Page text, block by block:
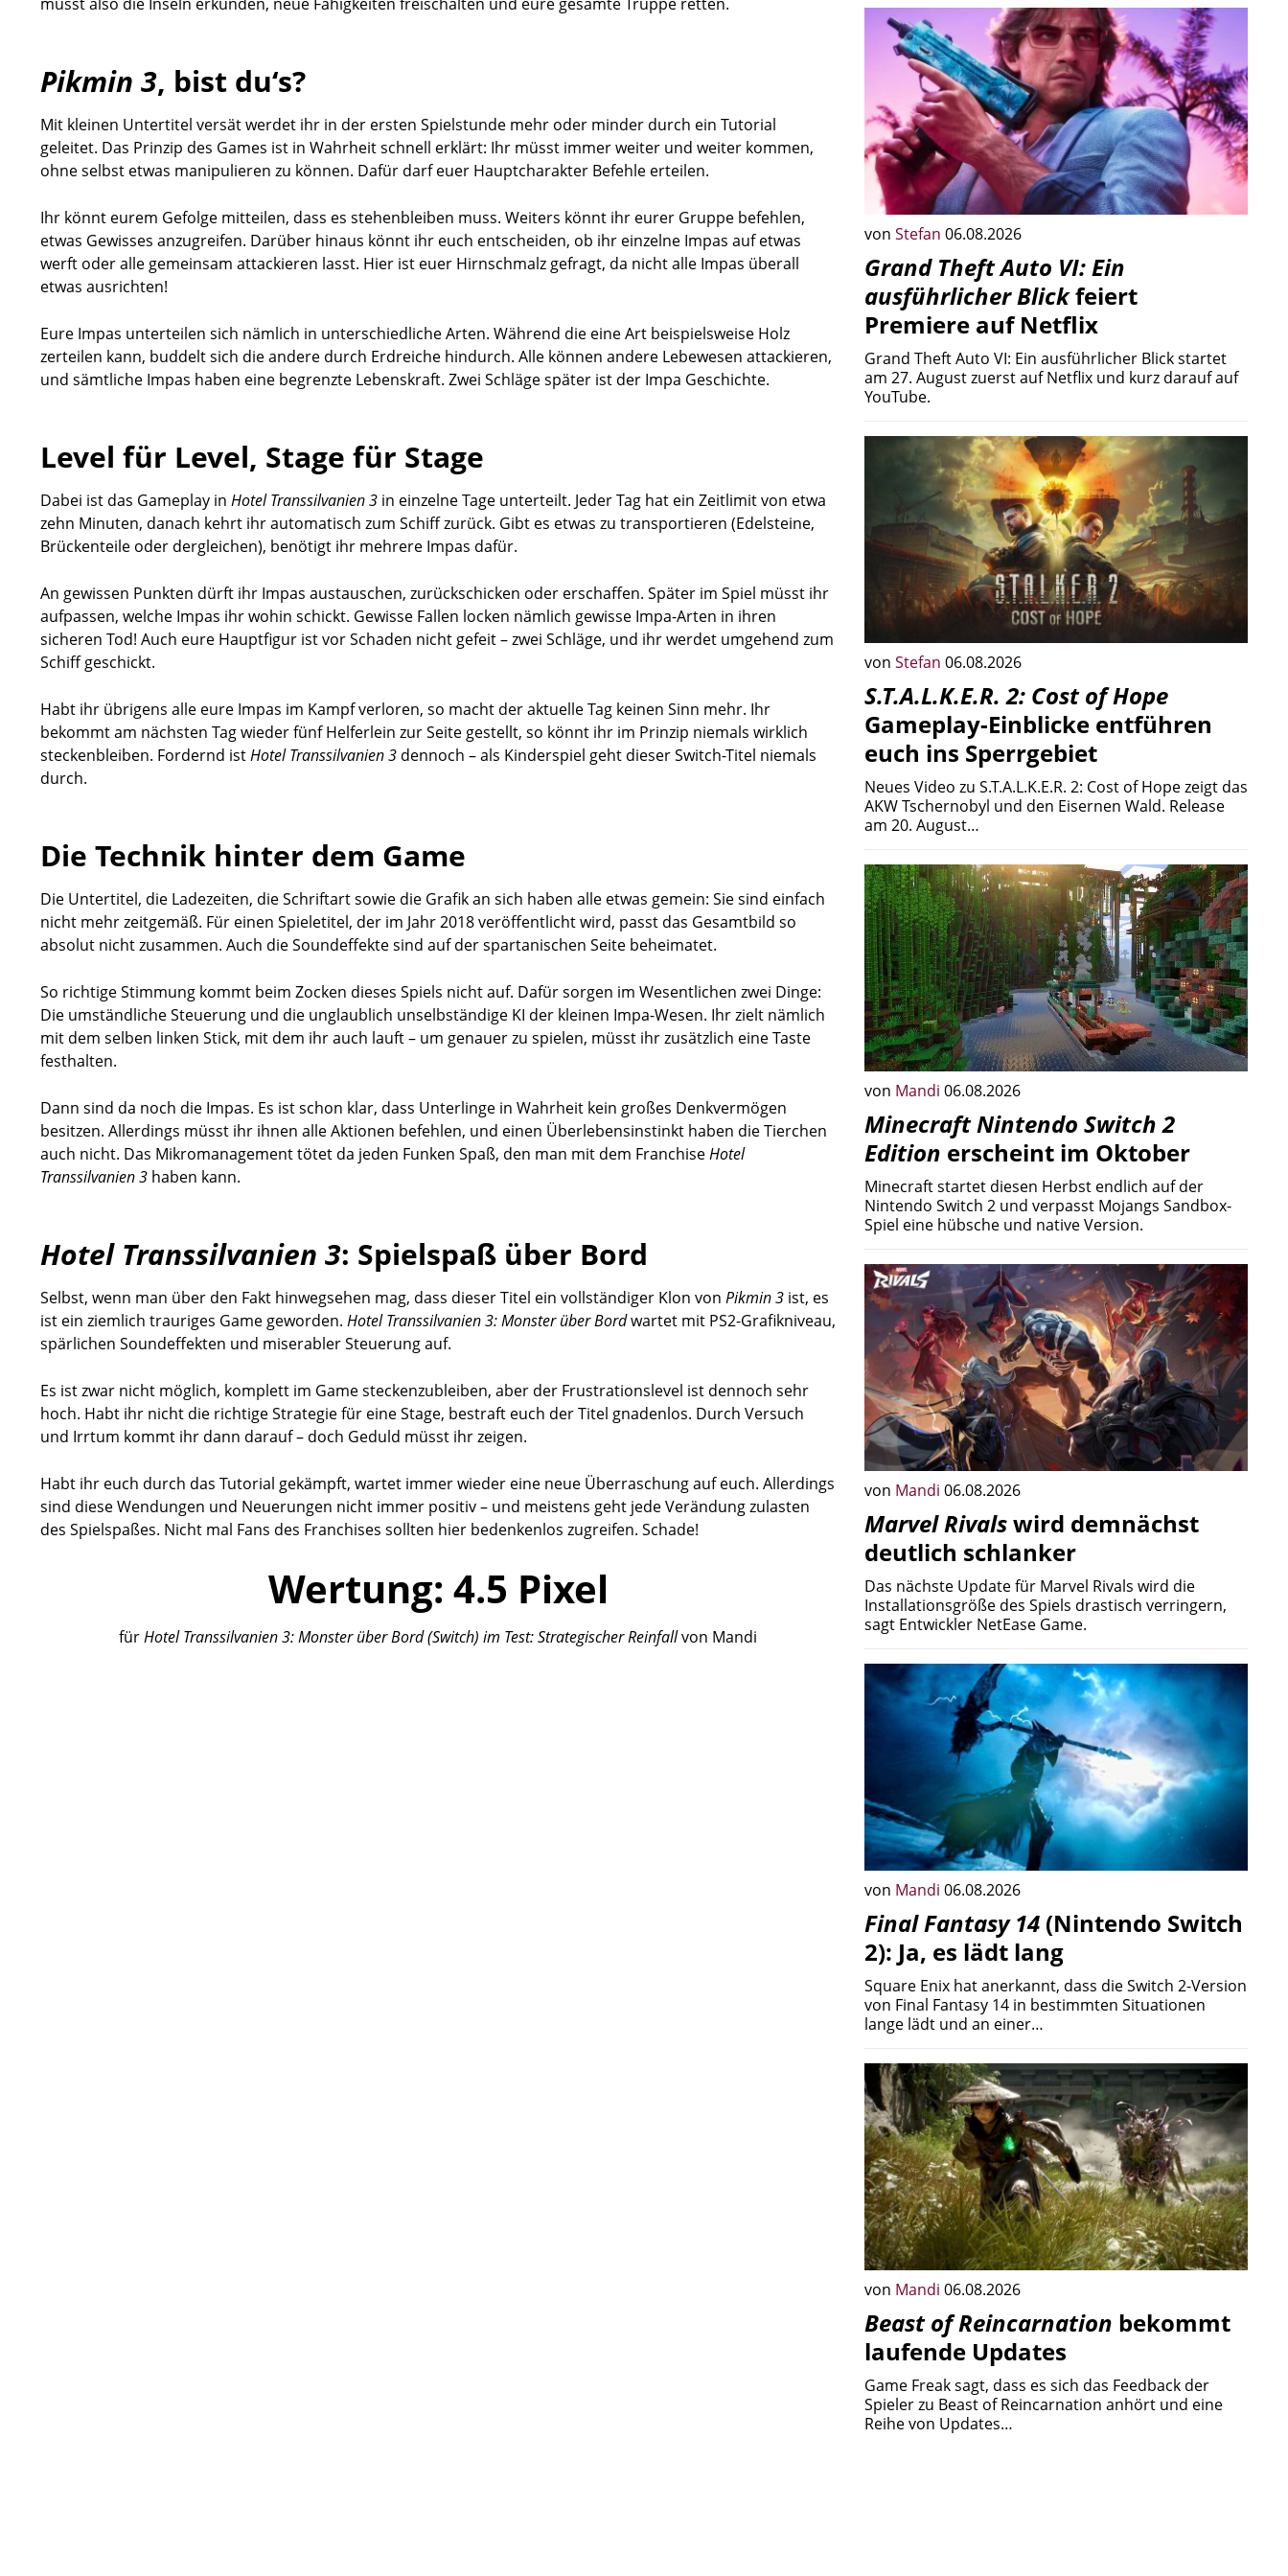
Pikmin 3, bist du‘s?
Mit kleinen Untertitel versät werdet ihr in der ersten Spielstunde mehr oder minder durch ein Tutorial
geleitet. Das Prinzip des Games ist in Wahrheit schnell erklärt: Ihr müsst immer weiter und weiter kommen,
ohne selbst etwas manipulieren zu können. Dafür darf euer Hauptcharakter Befehle erteilen.
Ihr könnt eurem Gefolge mitteilen, dass es stehenbleiben muss. Weiters könnt ihr eurer Gruppe befehlen,
etwas Gewisses anzugreifen. Darüber hinaus könnt ihr euch entscheiden, ob ihr einzelne Impas auf etwas
werft oder alle gemeinsam attackieren lasst. Hier ist euer Hirnschmalz gefragt, da nicht alle Impas überall
etwas ausrichten!
Eure Impas unterteilen sich nämlich in unterschiedliche Arten. Während die eine Art beispielsweise Holz
zerteilen kann, buddelt sich die andere durch Erdreiche hindurch. Alle können andere Lebewesen attackieren,
und sämtliche Impas haben eine begrenzte Lebenskraft. Zwei Schläge später ist der Impa Geschichte.
Level für Level, Stage für Stage
Dabei ist das Gameplay in Hotel Transsilvanien 3 in einzelne Tage unterteilt. Jeder Tag hat ein Zeitlimit von etwa
zehn Minuten, danach kehrt ihr automatisch zum Schiff zurück. Gibt es etwas zu transportieren (Edelsteine,
Brückenteile oder dergleichen), benötigt ihr mehrere Impas dafür.
An gewissen Punkten dürft ihr Impas austauschen, zurückschicken oder erschaffen. Später im Spiel müsst ihr
aufpassen, welche Impas ihr wohin schickt. Gewisse Fallen locken nämlich gewisse Impa-Arten in ihren
sicheren Tod! Auch eure Hauptfigur ist vor Schaden nicht gefeit – zwei Schläge, und ihr werdet umgehend zum
Schiff geschickt.
Habt ihr übrigens alle eure Impas im Kampf verloren, so macht der aktuelle Tag keinen Sinn mehr. Ihr
bekommt am nächsten Tag wieder fünf Helferlein zur Seite gestellt, so könnt ihr im Prinzip niemals wirklich
steckenbleiben. Fordernd istHotel Transsilvanien 3 dennoch – als Kinderspiel geht dieser Switch-Titel niemals
durch.
Die Technik hinter dem Game
Die Untertitel, die Ladezeiten, die Schriftart sowie die Grafik an sich haben alle etwas gemein: Sie sind einfach
nicht mehr zeitgemäß. Für einen Spieletitel, der im Jahr 2018 veröffentlicht wird, passt das Gesamtbild so
absolut nicht zusammen. Auch die Soundeffekte sind auf der spartanischen Seite beheimatet.
So richtige Stimmung kommt beim Zocken dieses Spiels nicht auf. Dafür sorgen im Wesentlichen zwei Dinge:
Die umständliche Steuerung und die unglaublich unselbständige KI der kleinen Impa-Wesen. Ihr zielt nämlich
mit dem selben linken Stick, mit dem ihr auch lauft – um genauer zu spielen, müsst ihr zusätzlich eine Taste
festhalten.
Dann sind da noch die Impas. Es ist schon klar, dass Unterlinge in Wahrheit kein großes Denkvermögen
besitzen. Allerdings müsst ihr ihnen alle Aktionen befehlen, und einen Überlebensinstinkt haben die Tierchen
auch nicht. Das Mikromanagement tötet da jeden Funken Spaß, den man mit dem FranchiseHotel
Transsilvanien 3 haben kann.
Hotel Transsilvanien 3: Spielspaß über Bord
Selbst, wenn man über den Fakt hinwegsehen mag, dass dieser Titel ein vollständiger Klon von Pikmin 3 ist, es
ist ein ziemlich trauriges Game geworden. Hotel Transsilvanien 3: Monster über Bordwartet mit PS2-Grafikniveau,
spärlichen Soundeffekten und miserabler Steuerung auf.
Es ist zwar nicht möglich, komplett im Game steckenzubleiben, aber der Frustrationslevel ist dennoch sehr
hoch. Habt ihr nicht die richtige Strategie für eine Stage, bestraft euch der Titel gnadenlos. Durch Versuch
und Irrtum kommt ihr dann darauf – doch Geduld müsst ihr zeigen.
Habt ihr euch durch das Tutorial gekämpft, wartet immer wieder eine neue Überraschung auf euch. Allerdings
sind diese Wendungen und Neuerungen nicht immer positiv – und meistens geht jede Verändung zulasten
des Spielspaßes. Nicht mal Fans des Franchises sollten hier bedenkenlos zugreifen. Schade!
Wertung: 4.5 Pixel
fürHotel Transsilvanien 3: Monster über Bord(Switch) im Test: Strategischer Reinfallvon Mandi
von Stefan 06.08.2026
Grand Theft Auto VI: Ein
ausführlicher Blickfeiert
Premiere auf Netflix
Grand Theft Auto VI: Ein ausführlicher Blick startet
am 27. August zuerst auf Netflix und kurz darauf auf
YouTube.
von Stefan 06.08.2026
S.T.A.L.K.E.R. 2: Cost of Hope
Gameplay-Einblicke entführen
euch ins Sperrgebiet
Neues Video zu S.T.A.L.K.E.R. 2: Cost of Hope zeigt das
AKW Tschernobyl und den Eisernen Wald. Release
am 20. August…
von Mandi 06.08.2026
Minecraft Nintendo Switch 2
Edition erscheint im Oktober
Minecraft startet diesen Herbst endlich auf der
Nintendo Switch 2 und verpasst Mojangs Sandbox-
Spiel eine hübsche und native Version.
von Mandi 06.08.2026
Marvel Rivalswird demnächst
deutlich schlanker
Das nächste Update für Marvel Rivals wird die
Installationsgröße des Spiels drastisch verringern,
sagt Entwickler NetEase Game.
von Mandi 06.08.2026
Final Fantasy 14 (Nintendo Switch
2): Ja, es lädt lang
Square Enix hat anerkannt, dass die Switch 2-Version
von Final Fantasy 14 in bestimmten Situationen
lange lädt und an einer…
von Mandi 06.08.2026
Beast of Reincarnation bekommt
laufende Updates
Game Freak sagt, dass es sich das Feedback der
Spieler zu Beast of Reincarnation anhört und eine
Reihe von Updates…